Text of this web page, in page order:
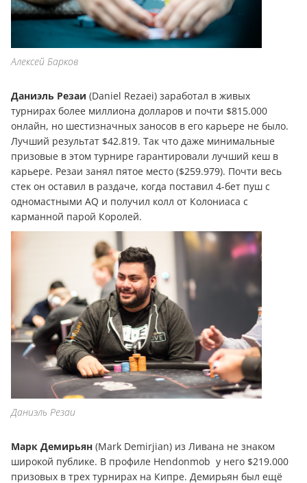
Алексей Барков
Даниэль Резаи (Daniel Rezaei) заработал в живых
турнирах более миллиона долларов и почти $815.000
онлайн, но шестизначных заносов в его карьере не было.
Лучший результат $42.819. Так что даже минимальные
призовые в этом турнире гарантировали лучший кеш в
карьере. Резаи занял пятое место ($259.979). Почти весь
стек он оставил в раздаче, когда поставил 4-бет пуш с
одномастными AQ и получил колл от Колониаса с
карманной парой Королей.
Даниэль Резаи
Марк Демирьян (Mark Demirjian) из Ливана не знаком
широкой публике. В профиле Hendonmob у него $219.000
призовых в трех турнирах на Кипре. Демирьян был ещё